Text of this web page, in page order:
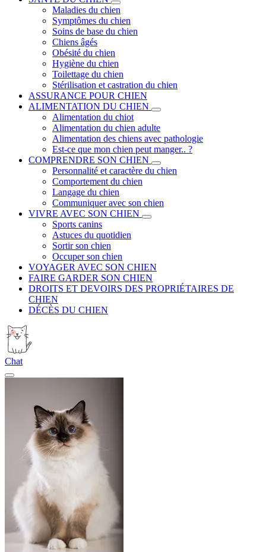
Maladies du chien
Symptômes du chien
Soins de base du chien
Chiens âgés
Obésité du chien
Hygiène du chien
Toilettage du chien
Stérilisation et castration du chien
ASSURANCE POUR CHIEN
ALIMENTATION DU CHIEN
Alimentation du chiot
Alimentation du chien adulte
Alimentation des chiens avec pathologie
Est-ce que mon chien peut manger.. ?
COMPRENDRE SON CHIEN
Personnalité et caractère du chien
Comportement du chien
Langage du chien
Communiquer avec son chien
VIVRE AVEC SON CHIEN
Sports canins
Astuces du quotidien
Sortir son chien
Occuper son chien
VOYAGER AVEC SON CHIEN
FAIRE GARDER SON CHIEN
DROITS ET DEVOIRS DES PROPRIÉTAIRES DE
CHIEN
DÉCÈS DU CHIEN
Chat